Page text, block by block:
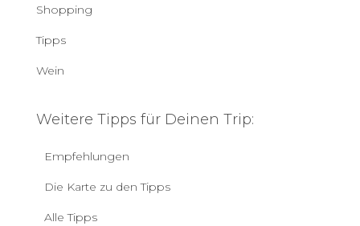
Shopping
Tipps
Wein
Weitere Tipps für Deinen Trip:
Empfehlungen
Die Karte zu den Tipps
Alle Tipps